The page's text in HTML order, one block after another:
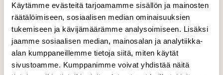
Käytämme evästeitä tarjoamamme sisällön ja mainosten
räätälöimiseen, sosiaalisen median ominaisuuksien
tukemiseen ja kävijämäärämme analysoimiseen. Lisäksi
jaamme sosiaalisen median, mainosalan ja analytiikka-
alan kumppaneillemme tietoja siitä, miten käytät
sivustoamme. Kumppanimme voivat yhdistää näitä
Keräkurmitsa piilossa